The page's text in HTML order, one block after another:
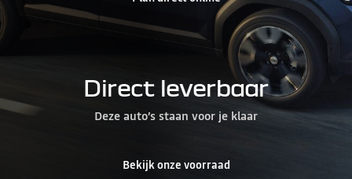
Direct leverbaar
Deze auto’s staan voor je klaar
Bekijk onze voorraad